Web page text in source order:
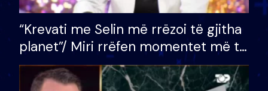
“Krevati me Selin më rrëzoi të gjitha
planet”/ Miri rrëfen momentet më të
bukura në shtëpinë e BB VIP: Do më
mungojë zilja e mëngjesit kur…